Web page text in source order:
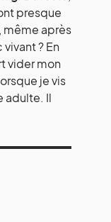
presque
même après
? En
vider mon
je vis
adulte. Il